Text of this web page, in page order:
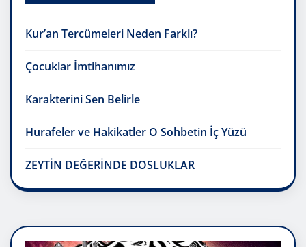
Kur’an Tercümeleri Neden Farklı?
Çocuklar İmtihanımız
Karakterini Sen Belirle
Hurafeler ve Hakikatler O Sohbetin İç Yüzü
ZEYTİN DEĞERİNDE DOSLUKLAR